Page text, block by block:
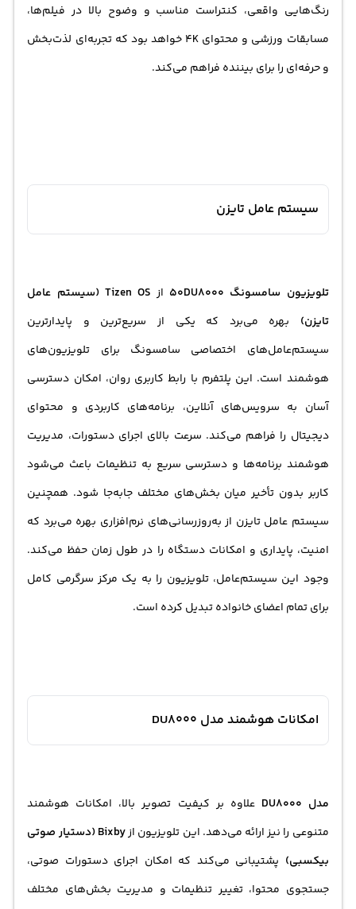
رنگ‌هایی واقعی، کنتراست مناسب و وضوح بالا در فیلم‌ها،
مسابقات ورزشی و محتوای 4K خواهد بود که تجربه‌ای لذت‌بخش
و حرفه‌ای را برای بیننده فراهم می‌کند.
سیستم عامل تایزن
تلویزیون سامسونگ 50DU8000 از
Tizen OS (سیستم عامل
تایزن) بهره می‌برد که یکی از سریع‌ترین و پایدارترین
سیستم‌عامل‌های اختصاصی سامسونگ برای تلویزیون‌های
هوشمند است. این پلتفرم با رابط کاربری روان، امکان دسترسی
آسان به سرویس‌های آنلاین، برنامه‌های کاربردی و محتوای
دیجیتال را فراهم می‌کند. سرعت بالای اجرای دستورات، مدیریت
هوشمند برنامه‌ها و دسترسی سریع به تنظیمات باعث می‌شود
کاربر بدون تأخیر میان بخش‌های مختلف جابه‌جا شود. همچنین
سیستم عامل تایزن از به‌روزرسانی‌های نرم‌افزاری بهره می‌برد که
امنیت، پایداری و امکانات دستگاه را در طول زمان حفظ می‌کند.
وجود این سیستم‌عامل، تلویزیون را به یک مرکز سرگرمی کامل
برای تمام اعضای خانواده تبدیل کرده است.
امکانات هوشمند مدل DU8000
مدل DU8000
علاوه بر کیفیت تصویر بالا، امکانات هوشمند
متنوعی را نیز ارائه می‌دهد. این تلویزیون از
Bixby (دستیار صوتی
بیکسبی) پشتیبانی می‌کند که امکان اجرای دستورات صوتی،
جستجوی محتوا، تغییر تنظیمات و مدیریت بخش‌های مختلف